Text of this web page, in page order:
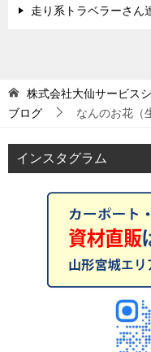
走り系トラベラーさん
株式会社大仙サービス
ブログ
なんのお花（
インスタグラム